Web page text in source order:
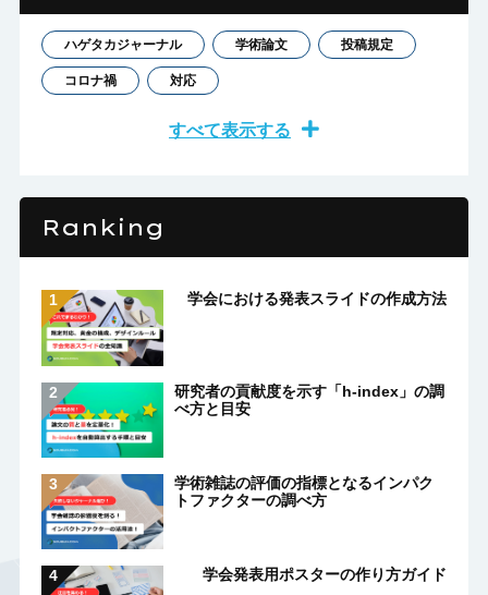
ハゲタカジャーナル 学術論文 投稿規定
コロナ禍 対応
すべて表示する
Ranking
学会における発表スライドの作成方法
研究者の貢献度を示す「h-index」の調
べ方と目安
学術雑誌の評価の指標となるインパク
トファクターの調べ方
学会発表用ポスターの作り方ガイド